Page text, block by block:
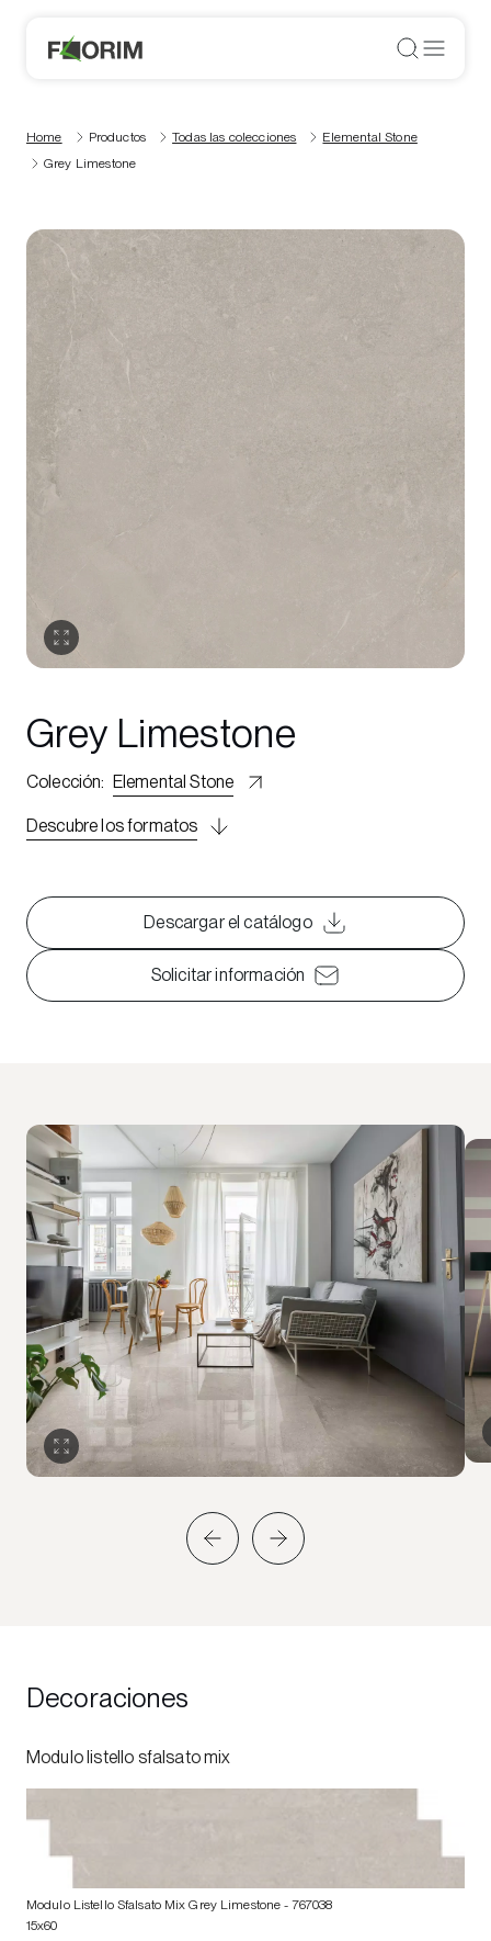
Home Productos Todas las colecciones
Elemental Stone
Grey Limestone
Grey Limestone
Colección: Elemental Stone
Descubre los formatos
Descargar el catálogo
Solicitar información
Decoraciones
Modulo listello sfalsato mix
Modulo Listello Sfalsato Mix Grey Limestone - 767038
15x60